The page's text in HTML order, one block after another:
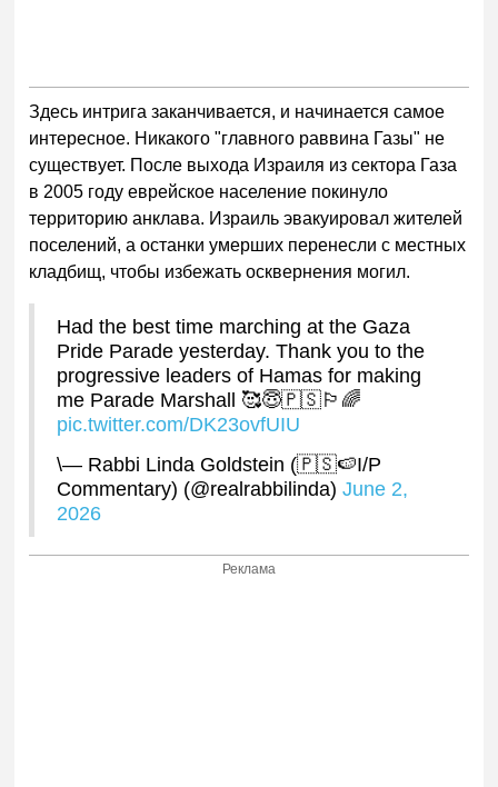
Здесь интрига заканчивается, и начинается самое
интересное. Никакого "главного раввина Газы" не
существует. После выхода Израиля из сектора Газа
в 2005 году еврейское население покинуло
территорию анклава. Израиль эвакуировал жителей
поселений, а останки умерших перенесли с местных
кладбищ, чтобы избежать осквернения могил.
Had the best time marching at the Gaza
Pride Parade yesterday. Thank you to the
progressive leaders of Hamas for making
me Parade Marshall 🥰😇🇵🇸🏳️‍🌈
pic.twitter.com/DK23ovfUIU
\— Rabbi Linda Goldstein (🇵🇸🍉I/P
Commentary) (@realrabbilinda)June 2,
2026
Реклама